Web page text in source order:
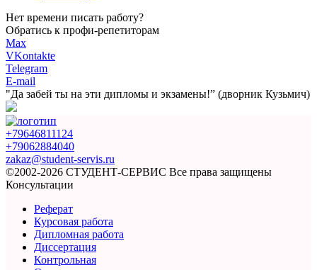
Нет времени писать работу?
Обратись к профи-репетиторам
Max
VKontakte
Telegram
E-mail
"Да забей ты на эти дипломы и экзамены!” (дворник Кузьмич)
+79646811124
+79062884040
zakaz@student-servis.ru
©2002-2026 СТУДЕНТ-СЕРВИС Все права защищены
Консультации
Реферат
Курсовая работа
Дипломная работа
Диссертация
Контрольная